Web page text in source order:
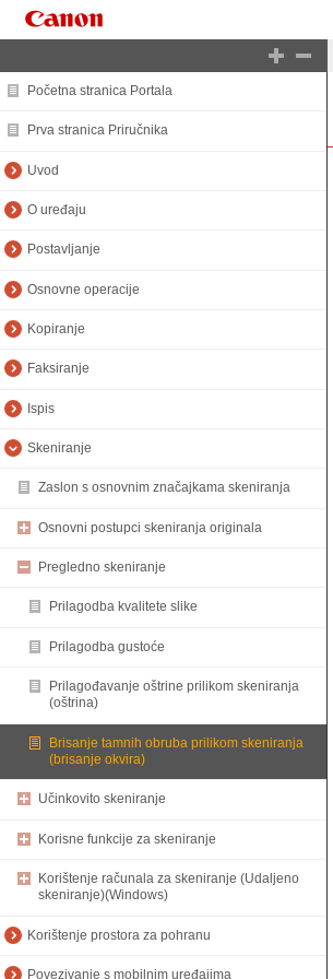
Početna stranica Portala
Prva stranica Priručnika
Uvod
O uređaju
Postavljanje
Osnovne operacije
Kopiranje
Faksiranje
Ispis
Skeniranje
Zaslon s osnovnim značajkama skeniranja
Osnovni postupci skeniranja originala
Pregledno skeniranje
Prilagodba kvalitete slike
Prilagodba gustoće
Prilagođavanje oštrine prilikom skeniranja
(oštrina)
Brisanje tamnih obruba prilikom skeniranja
(brisanje okvira)
Učinkovito skeniranje
Korisne funkcije za skeniranje
Korištenje računala za skeniranje (Udaljeno
skeniranje)(Windows)
Korištenje prostora za pohranu
Povezivanje s mobilnim uređajima